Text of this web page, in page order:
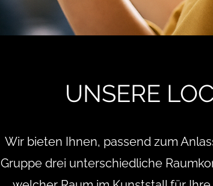
UNSERE
Wir bieten Ihnen, passend zum
Gruppe drei unterschiedliche